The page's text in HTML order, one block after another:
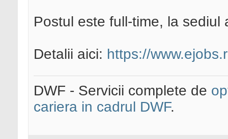
Postul este full-time, la sediul
Detalii aici: https://
DWF - Servicii complete de
cariera in cadrul DWF.